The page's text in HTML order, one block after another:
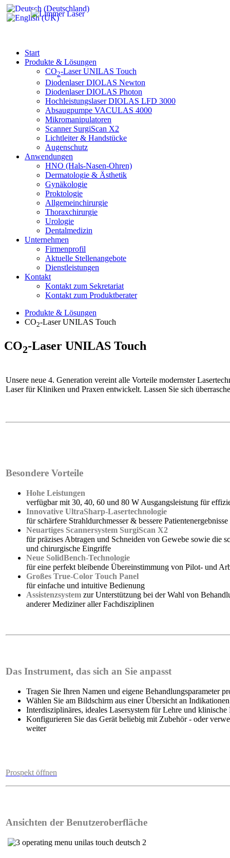
Start
Produkte & Lösungen
CO2-Laser UNILAS Touch
Diodenlaser DIOLAS Newton
Diodenlaser DIOLAS Photon
Hochleistungslaser DIOLAS LFD 3000
Absaugpumpe VACULAS 4000
Mikromanipulatoren
Scanner SurgiScan X2
Lichtleiter & Handstücke
Augenschutz
Anwendungen
HNO (Hals-Nasen-Ohren)
Dermatologie & Ästhetik
Gynäkologie
Proktologie
Allgemeinchirurgie
Thoraxchirurgie
Urologie
Dentalmedizin
Unternehmen
Firmenprofil
Aktuelle Stellenangebote
Dienstleistungen
Kontakt
Kontakt zum Sekretariat
Kontakt zum Produktberater
Produkte & Lösungen
CO2-Laser UNILAS Touch
CO2-Laser UNILAS Touch
Unsere neue 4. Generation vereint alle Vorteile modernster
Laser für Kliniken und Praxen entwickelt. Lassen Sie sich
Besondere Vorteile
Hohe Leistungen
verfügbar mit 30, 40, 60 und 80 W Ausgangsleistung für
Innovative UltraSharp-Lasertechnologie
für schärfere Strahldurchmesser & bessere Patientenergebnisse
Neuartiges Scannersystem SurgiScan X2
für präzises Abtragen und Schneiden von Gewebe sowie die
und chirurgische Eingriffe
Neue SolidBench-Technologie
für eine perfekt bleibende Übereinstimmung von Pilot- und
Großes True-Color Touch Panel
für einfache und intuitive Bedienung
Assistenzsystem zur Unterstützung bei der Wahl von
anderer Mediziner aller Fachdisziplinen
Das Instrument, das sich an Sie anpasst
Tragen Sie Ihren Namen und eigene Behandlungsparameter
Wählen Sie am Bildschirm aus einer Übersicht an
Interdisziplinäres, ideales Lasersystem für Lehre und klinische
Konfigurieren Sie das Gerät beliebig mit Zubehör - oder
weiter
Prospekt öffnen
Ansichten der Benutzeroberfläche